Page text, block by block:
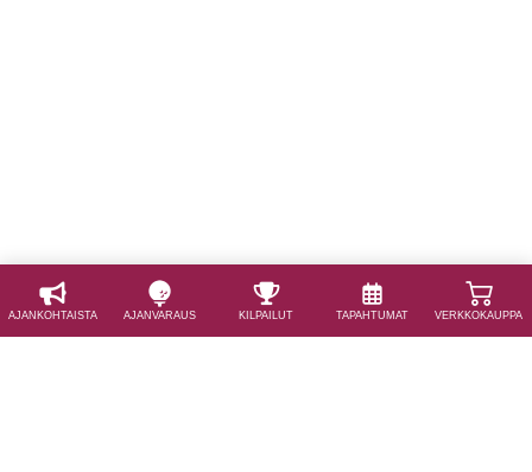
AJAN­KOHTAISTA AJAN­VARAUS KILPAILUT TAPAHTUMAT VERKKOKAUPPA